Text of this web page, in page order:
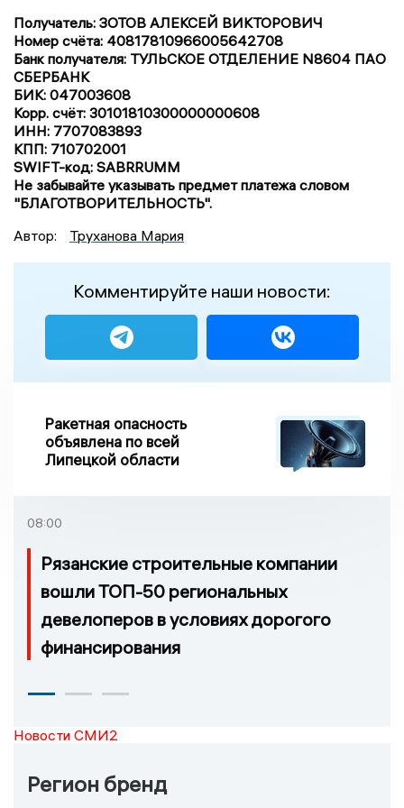
Получатель: ЗОТОВ АЛЕКСЕЙ ВИКТОРОВИЧ
Номер счёта: 40817810966005642708
Банк получателя: ТУЛЬСКОЕ ОТДЕЛЕНИЕ N8604 ПАО
СБЕРБАНК
БИК: 047003608
Корр. счёт: 30101810300000000608
ИНН: 7707083893
КПП: 710702001
SWIFT-код: SABRRUMM
Не забывайте указывать предмет платежа словом
"БЛАГОТВОРИТЕЛЬНОСТЬ".
Автор:
Труханова Мария
Комментируйте наши новости:
Ракетная опасность
объявлена по всей
Липецкой области
08:00
Рязанские строительные компании
вошли ТОП-50 региональных
девелоперов в условиях дорогого
финансирования
Новости СМИ2
Регион бренд